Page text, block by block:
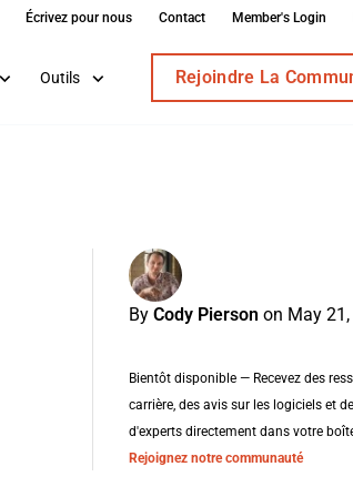
Écrivez pour nous Contact Member's Login
Outils Rejoindre La
By Cody Pierson on May
Bientôt disponible — Recevez des
carrière, des avis sur les logiciels et
d'experts directement dans votre
Rejoignez notre communauté